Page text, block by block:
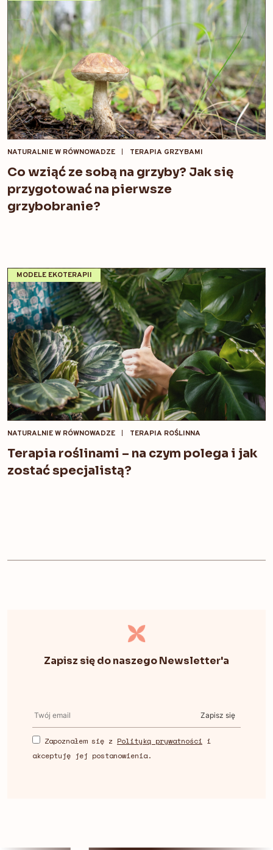
NATURALNIE W RÓWNOWADZE TERAPIA GRZYBAMI
Co wziąć ze sobą na grzyby? Jak się
przygotować na pierwsze
grzybobranie?
MODELE EKOTERAPII
NATURALNIE W RÓWNOWADZE TERAPIA ROŚLINNA
Terapia roślinami – na czym polega i jak
zostać specjalistą?
Zapisz się do naszego Newsletter'a
Zapisz się
Zapoznałem się z Polityką prywatności i
akceptuję jej postanowienia.